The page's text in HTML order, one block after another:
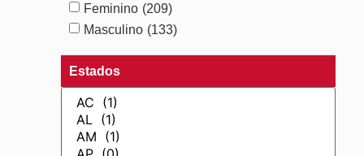
Feminino (209)
Masculino (133)
Estados